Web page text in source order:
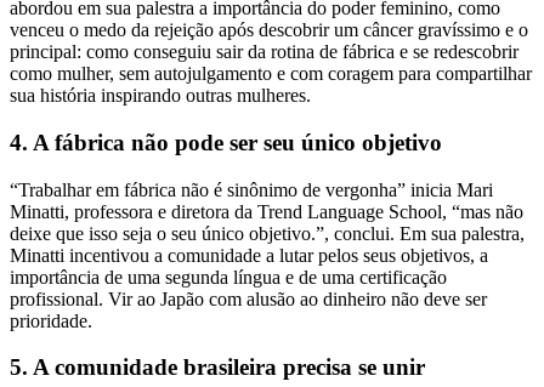
abordou em sua palestra a importância do poder feminino, como
venceu o medo da rejeição após descobrir um câncer gravíssimo e o
principal: como conseguiu sair da rotina de fábrica e se redescobrir
como mulher, sem autojulgamento e com coragem para compartilhar
sua história inspirando outras mulheres.
4. A fábrica não pode ser seu único objetivo
“Trabalhar em fábrica não é sinônimo de vergonha” inicia Mari
Minatti, professora e diretora da Trend Language School, “mas não
deixe que isso seja o seu único objetivo.”, conclui. Em sua palestra,
Minatti incentivou a comunidade a lutar pelos seus objetivos, a
importância de uma segunda língua e de uma certificação
profissional. Vir ao Japão com alusão ao dinheiro não deve ser
prioridade.
5. A comunidade brasileira precisa se unir